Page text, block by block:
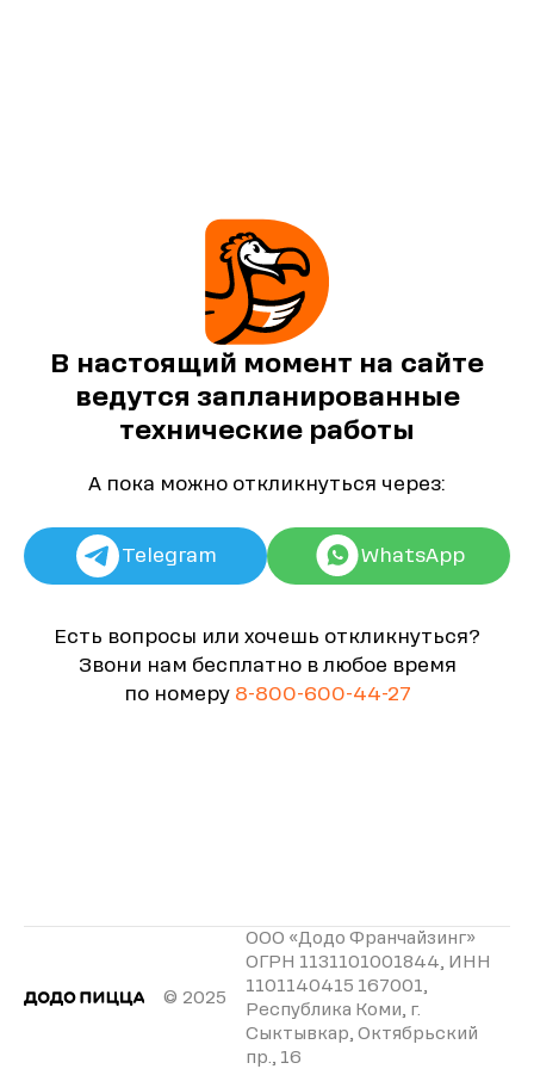
В настоящий момент на сайте
ведутся запланированные
технические работы
А пока можно откликнуться через:
Telegram WhatsApp
Есть вопросы или хочешь откликнуться?
Звони нам бесплатно в любое время
по номеру 8-800-600-44-27
© 2025
ООО «Додо Франчайзинг»
ОГРН 1131101001844, ИНН
1101140415 167001,
Республика Коми, г.
Сыктывкар, Октябрьский
пр., 16